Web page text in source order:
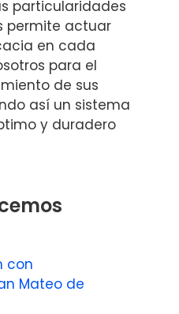
particularidades
permite actuar
en cada
para el
de sus
así un sistema
y duradero
con
Mateo de